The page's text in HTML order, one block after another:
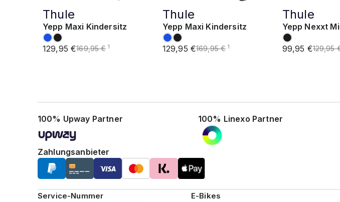
Thule
Yepp Maxi Kindersitz
129,95 €169,95 € 1
Thule
Yepp Maxi Kindersitz
129,95 €169,95 € 1
Thule
Yepp Nexxt
99,95 €129,95
100% Upway Partner 100% Linexo Partner
Zahlungsanbieter
Service-Nummer
E-Bikes